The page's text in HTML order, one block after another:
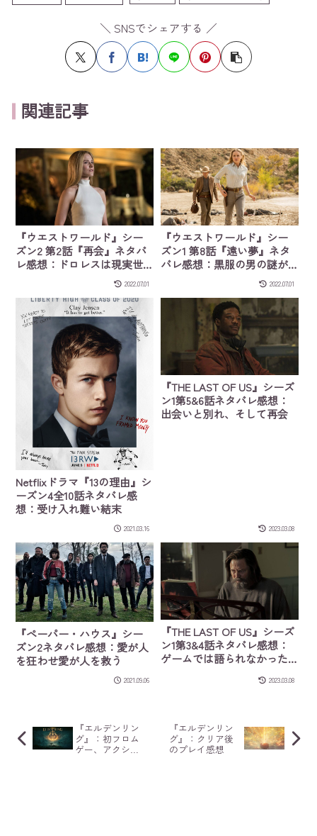
＼ SNSでシェアする ／
関連記事
『ウエストワールド』シー
ズン2 第2話『再会』ネタバ
レ感想：ドロレスは現実世
2022.07.01
『ウエストワールド』シー
ズン1 第8話『遠い夢』ネタ
バレ感想：黒服の男の謎が
2022.07.01
Netflixドラマ『13の理由』シ
ーズン4全10話ネタバレ感
想：受け入れ難い結末
2021.03.16
『THE LAST OF US』シーズ
ン1第5&6話ネタバレ感想：
出会いと別れ、そして再会
2023.03.08
『ペーパー・ハウス』シー
ズン2ネタバレ感想：愛が人
を狂わせ愛が人を救う
2021.09.06
『THE LAST OF US』シーズ
ン1第3&4話ネタバレ感想：
ゲームでは語られなかった
2023.03.08
『エルデンリン
グ』：初フロム
ゲー、アクショ
『エルデンリン
グ』：クリア後
のプレイ感想